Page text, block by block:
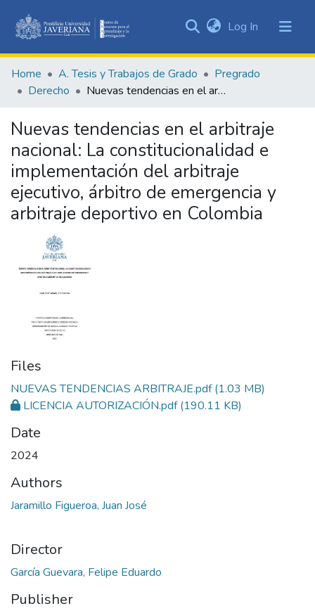
&
Collections
Statistics
Log In (current)
Home A. Tesis y Trabajos de Grado
Pregrado
Derecho
Nuevas tendencias en el arbitraje nacional: La constitucionalidad e implementación del arbitraje ejecutivo, árbitro de emergencia y arbitraje deportivo en Colombia
Nuevas tendencias en el arbitraje
nacional: La constitucionalidad e
implementación del arbitraje
ejecutivo, árbitro de emergencia y
arbitraje deportivo en Colombia
Files
NUEVAS TENDENCIAS ARBITRAJE.pdf(1.03 MB)
LICENCIA AUTORIZACIÓN.pdf(190.11 KB)
Date
2024
Authors
Jaramillo Figueroa, Juan José
Director
García Guevara, Felipe Eduardo
Publisher